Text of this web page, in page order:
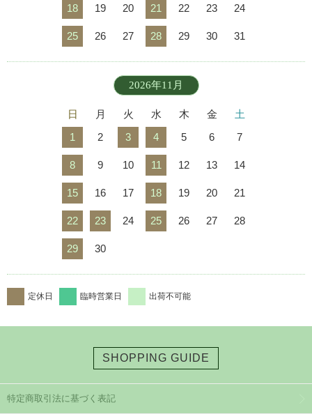
18 19 20 21 22 23 24
25 26 27 28 29 30 31
2026年11月
日 月 火 水 木 金
土
1
2 3 4 5 6 7
8 9 10 11 12 13 14
15 16 17 18 19 20 21
22 23 24 25 26 27 28
29 30
定休日 臨時営業日 出荷不可能
SHOPPING GUIDE
特定商取引法に基づく表記